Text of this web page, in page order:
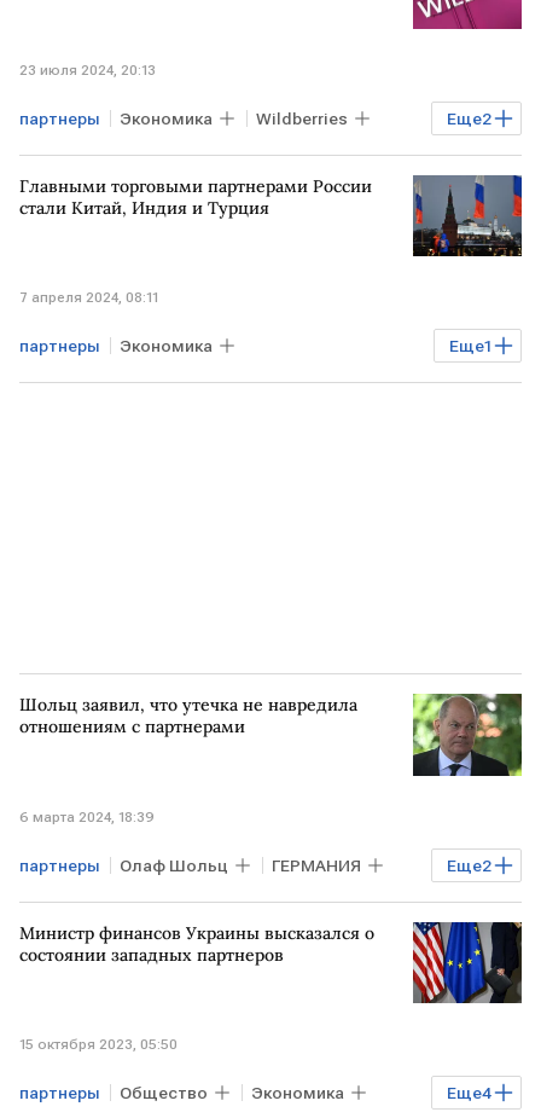
23 июля 2024, 20:13
Еще2
партнеры Экономика Wildberries
финансовые обязательства клиенты
Главными торговыми партнерами России
стали Китай, Индия и Турция
7 апреля 2024, 08:11
Еще1
партнеры Экономика
международная торговля
Шольц заявил, что утечка не навредила
отношениям с партнерами
6 марта 2024, 18:39
Еще2
партнеры Олаф Шольц ГЕРМАНИЯ
утечка военные
Министр финансов Украины высказался о
состоянии западных партнеров
15 октября 2023, 05:50
Еще4
партнеры Общество Экономика